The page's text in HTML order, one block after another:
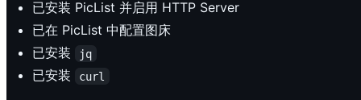
已安装 PicList 并启用 HTTP Server
已在 PicList 中配置图床
已安装
jq
已安装 curl